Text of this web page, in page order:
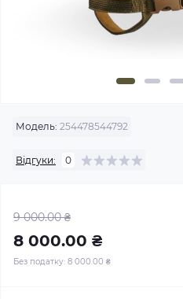
Модель: 254478544792
Відгуки: 0
9 000.00 ₴
8 000.00 ₴
Без податку: 8 000.00 ₴